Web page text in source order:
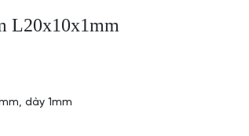
L20x10x1mm
dày 1mm